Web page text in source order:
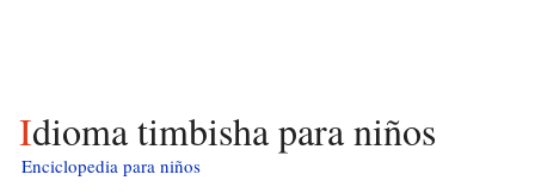
Idioma timbisha para niños
Enciclopedia para niños